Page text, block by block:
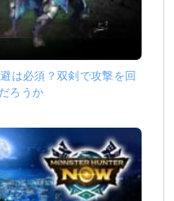
は必須？双剣で攻撃を回
ろうか